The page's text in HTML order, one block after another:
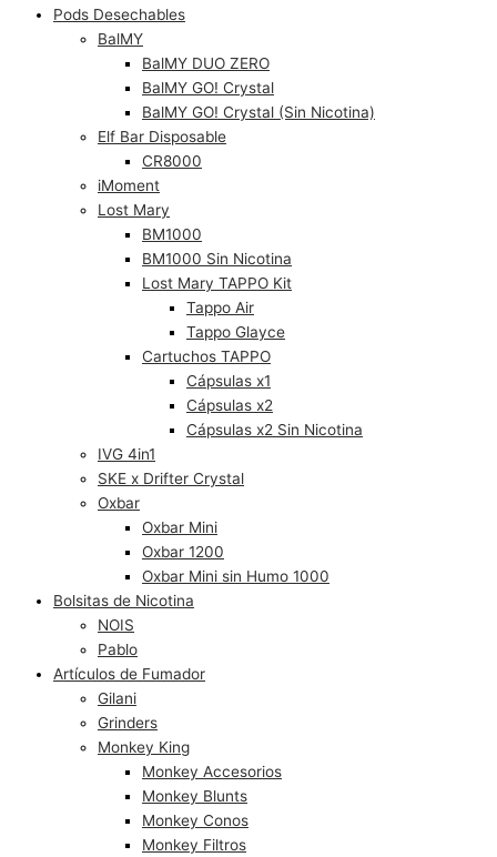
Pods Desechables
BalMY
BalMY DUO ZERO
BalMY GO! Crystal
BalMY GO! Crystal (Sin Nicotina)
Elf Bar Disposable
CR8000
iMoment
Lost Mary
BM1000
BM1000 Sin Nicotina
Lost Mary TAPPO Kit
Tappo Air
Tappo Glayce
Cartuchos TAPPO
Cápsulas x1
Cápsulas x2
Cápsulas x2 Sin Nicotina
IVG 4in1
SKE x Drifter Crystal
Oxbar
Oxbar Mini
Oxbar 1200
Oxbar Mini sin Humo 1000
Bolsitas de Nicotina
NOIS
Pablo
Artículos de Fumador
Gilani
Grinders
Monkey King
Monkey Accesorios
Monkey Blunts
Monkey Conos
Monkey Filtros